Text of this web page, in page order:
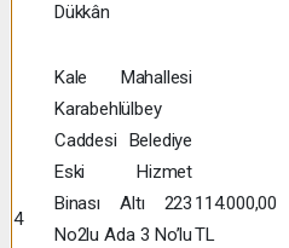
Dükkân
4
Kale Mahallesi
Karabehlülbey
Caddesi Belediye
Eski Hizmet
Binası Altı 223
No2lu Ada 3 No’lu
114.000,00
TL